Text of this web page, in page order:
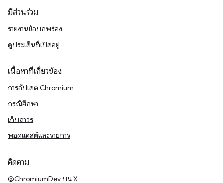
มีส่วนร่วม
รายงานข้อบกพร่อง
ดูประเด็นที่เปิดอยู่
เนื้อหาที่เกี่ยวข้อง
การอัปเดต Chromium
กรณีศึกษา
เก็บถาวร
พอดแคสต์และรายการ
ติดตาม
@ChromiumDev บน X